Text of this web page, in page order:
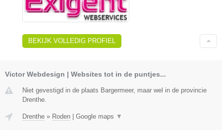
BEKIJK VOLLEDIG PROFIEL
Victor Webdesign | Websites tot in de puntjes...
Niet gevestigd in de plaats Bargermeer, maar wel in de provincie
Drenthe.
Drenthe » Roden Google maps ▼